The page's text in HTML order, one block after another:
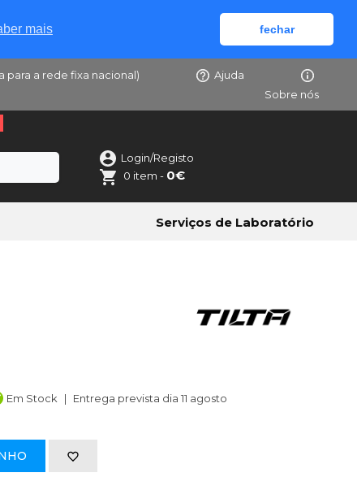
mais fechar
para a rede fixa nacional)
Ajuda
Sobre nós
Login/Registo
0 item - 0€
Serviços de Laboratório
Em Stock Entrega prevista dia 11 agosto